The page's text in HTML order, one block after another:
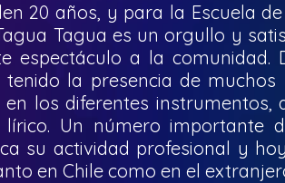
20 años, y para la Escuela
Tagua es un orgullo y
espectáculo a la comunidad.
tenido la presencia de muchos
los diferentes instrumentos,
Un número importante
su actividad profesional y
en Chile como en el